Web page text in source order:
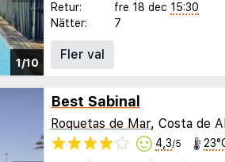
1/10
Retur:
fre 18 dec 15:30
Nätter:
7
Fler val
Best Sabinal
Roquetas de Mar, Costa de
4,3/5